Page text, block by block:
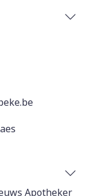
Apotheker